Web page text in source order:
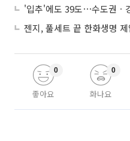
'입추'에도 39도⋯수도권ㆍ
좋아요
0
화나요
0